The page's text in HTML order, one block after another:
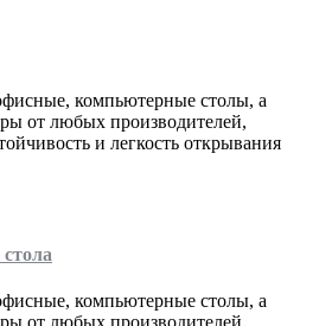
компьютерные столы, а
от любых производителей,
и легкость открывания
компьютерные столы, а
от любых производителей,